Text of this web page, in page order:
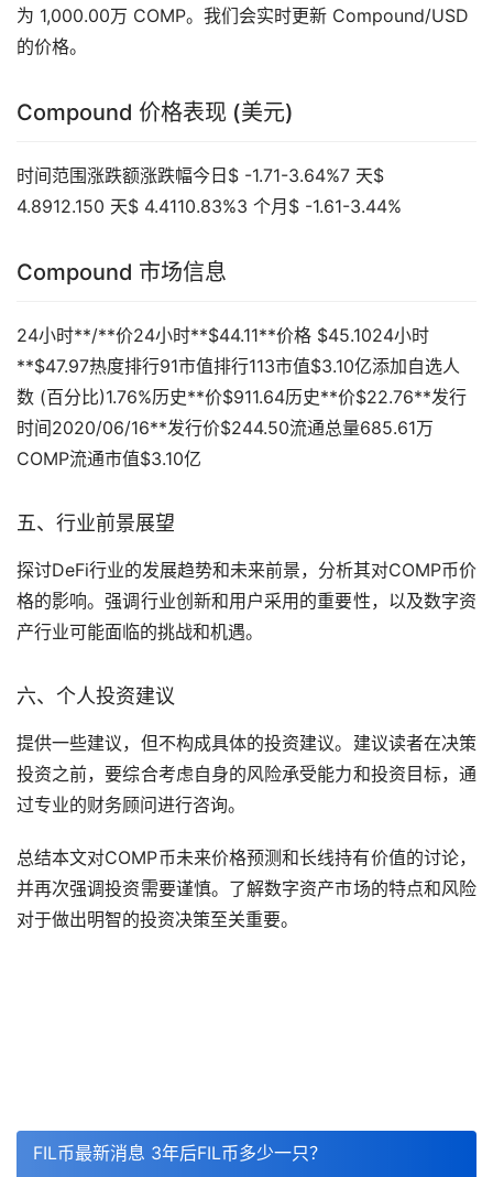
为 1,000.00万 COMP。我们会实时更新 Compound/USD
的价格。
Compound 价格表现 (美元)
时间范围涨跌额涨跌幅今日$ -1.71-3.64%7 天$
4.8912.150 天$ 4.4110.83%3 个月$ -1.61-3.44%
Compound 市场信息
24小时**/**价24小时**$44.11**价格 $45.1024小时
**$47.97热度排行91市值排行113市值$3.10亿添加自选人
数 (百分比)1.76%历史**价$911.64历史**价$22.76**发行
时间2020/06/16**发行价$244.50流通总量685.61万
COMP流通市值$3.10亿
五、行业前景展望
探讨DeFi行业的发展趋势和未来前景，分析其对COMP币价
格的影响。强调行业创新和用户采用的重要性，以及数字资
产行业可能面临的挑战和机遇。
六、个人投资建议
提供一些建议，但不构成具体的投资建议。建议读者在决策
投资之前，要综合考虑自身的风险承受能力和投资目标，通
过专业的财务顾问进行咨询。
总结本文对COMP币未来价格预测和长线持有价值的讨论，
并再次强调投资需要谨慎。了解数字资产市场的特点和风险
对于做出明智的投资决策至关重要。
FIL币最新消息 3年后FIL币多少一只？